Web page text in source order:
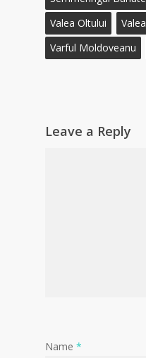
Valea Oltului
Varful Moldoveanu
Leave a Reply
Name *